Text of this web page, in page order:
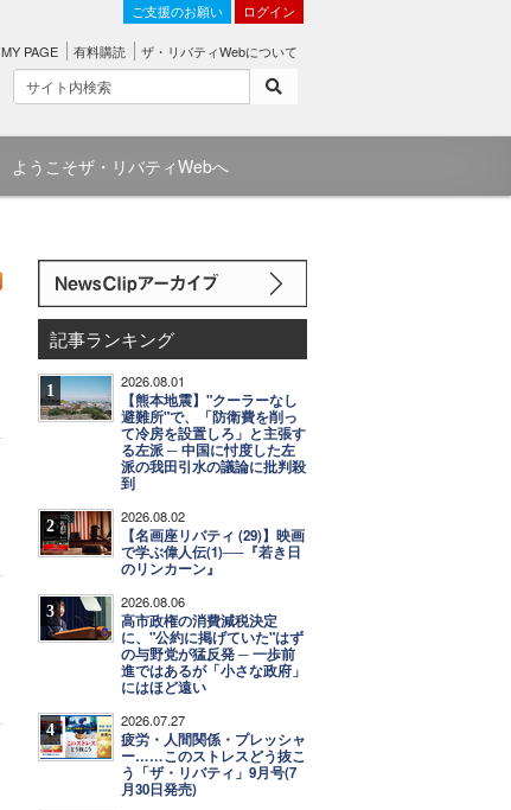
ご支援のお願い ログイン
MY PAGE 有料購読 ザ・リバティWebについて
ようこそザ・リバティWebへ
記事ランキング
1 2026.08.01
【熊本地震】"クーラーなし
避難所"で、「防衛費を削っ
て冷房を設置しろ」と主張す
る左派 ─ 中国に忖度した左
派の我田引水の議論に批判殺
到
2 2026.08.02
【名画座リバティ (29)】映画
で学ぶ偉人伝(1)──『若き日
のリンカーン』
3 2026.08.06
高市政権の消費減税決定
に、"公約に掲げていた"はず
の与野党が猛反発 ─ 一歩前
進ではあるが「小さな政府」
にはほど遠い
4 2026.07.27
疲労・人間関係・プレッシャ
ー……このストレスどう抜こ
う「ザ・リバティ」9月号(7
月30日発売)